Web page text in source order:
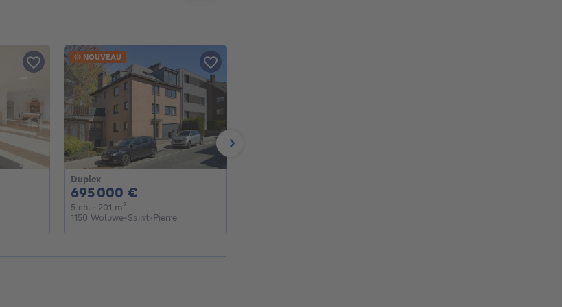
Duplex
695 000 €
5 ch. 5 chambres
· 201 m²
1150 Woluwe-Saint-Pierre
NOUVEAU
Next